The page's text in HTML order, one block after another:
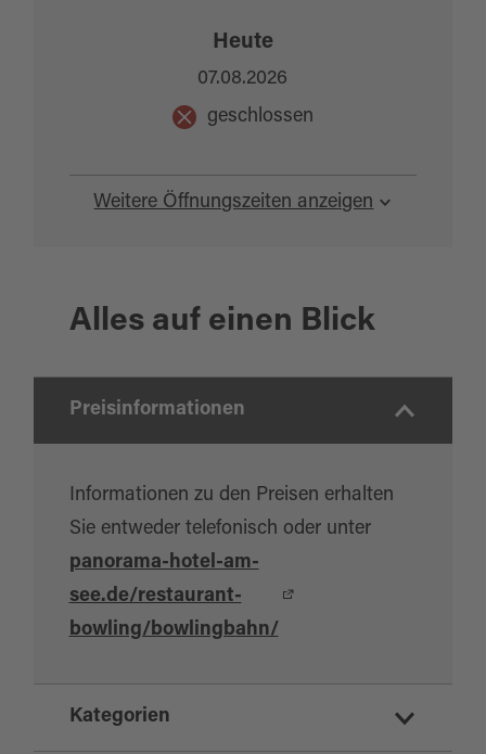
Weitere Öffnungszeiten anzeigen
Heute
07.08.2026
geschlossen
Alles auf einen Blick
Preisinformationen
Informationen zu den Preisen erhalten
Sie entweder telefonisch oder unter
panorama-hotel-am-
see.de/restaurant-
bowling/bowlingbahn/
Kategorien